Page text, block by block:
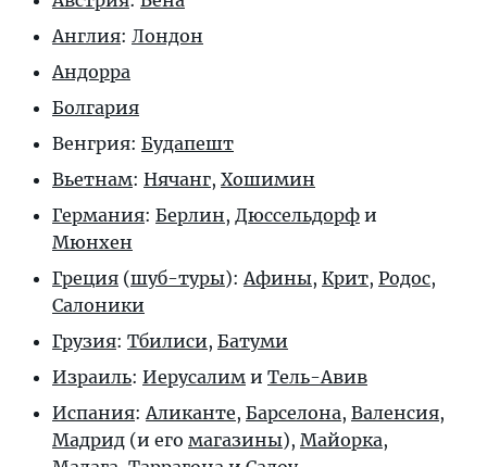
Англия: Лондон
Андорра
Болгария
Венгрия: Будапешт
Вьетнам: Нячанг, Хошимин
Германия: Берлин, Дюссельдорф и
Мюнхен
Греция (шуб-туры):Афины, Крит, Родос,
Салоники
Грузия: Тбилиси, Батуми
Израиль: Иерусалим и Тель-Авив
Испания:Аликанте, Барселона, Валенсия,
Мадрид (и его магазины), Майорка,